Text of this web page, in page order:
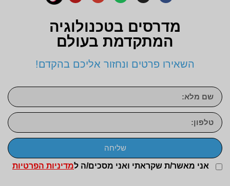
מדרסים בטכנולוגיה
המתקדמת בעולם
השאירו פרטים ונחזור אליכם בהקדם!
אני מאשר/ת שקראתי ואני מסכים/ה למדיניות הפרטיות
שליחה